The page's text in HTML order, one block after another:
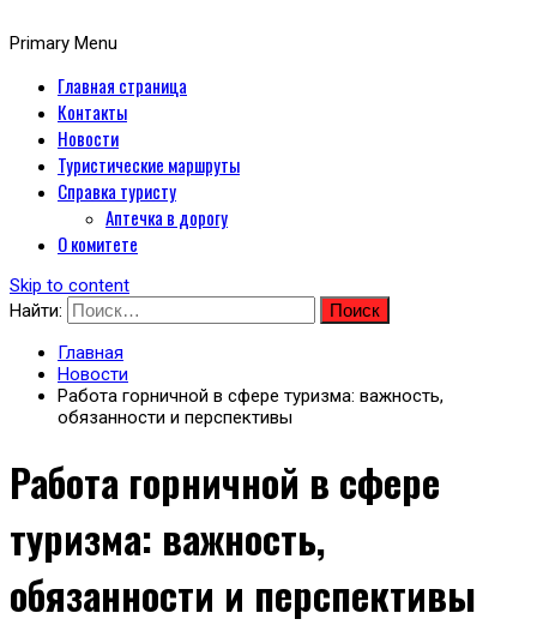
Primary Menu
Главная страница
Контакты
Новости
Туристические маршруты
Справка туристу
Аптечка в дорогу
О комитете
Skip to content
Найти:
Главная
Новости
Работа горничной в сфере туризма: важность,
обязанности и перспективы
Работа горничной в сфере
туризма: важность,
обязанности и перспективы